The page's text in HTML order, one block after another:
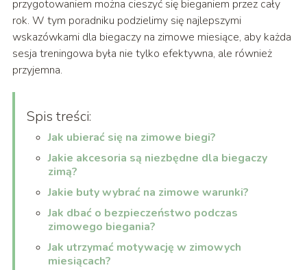
przygotowaniem można cieszyć się bieganiem przez cały
rok. W tym poradniku podzielimy się najlepszymi
wskazówkami dla biegaczy na zimowe miesiące, aby każda
sesja treningowa była nie tylko efektywna, ale również
przyjemna.
Spis treści:
Jak ubierać się na zimowe biegi?
Jakie akcesoria są niezbędne dla biegaczy
zimą?
Jakie buty wybrać na zimowe warunki?
Jak dbać o bezpieczeństwo podczas
zimowego biegania?
Jak utrzymać motywację w zimowych
miesiącach?